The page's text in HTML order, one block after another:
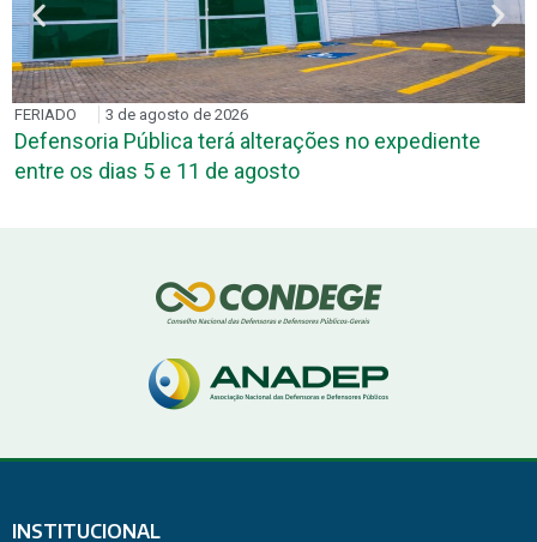
FERIADO 3 de agosto de 2026
Defensoria Pública terá alterações no expediente
entre os dias 5 e 11 de agosto
INSTITUCIONAL